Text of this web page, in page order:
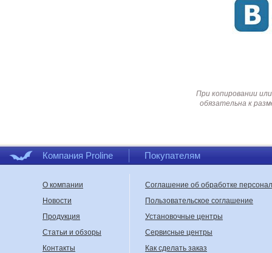
При копировании
обязательна к
Компания Proline Покупателям
О компании
Новости
Продукция
Статьи и обзоры
Контакты
Соглашение об обработке
Пользовательское соглашение
Установочные центры
Сервисные центры
Как сделать заказ